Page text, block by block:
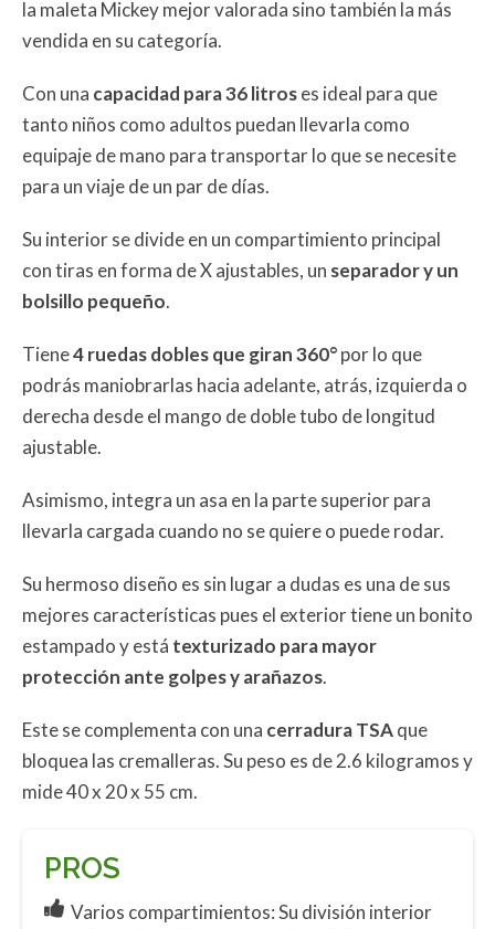
la maleta Mickey mejor valorada sino también la más
vendida en su categoría.
Con una capacidad para 36 litroses ideal para que
tanto niños como adultos puedan llevarla como
equipaje de mano para transportar lo que se necesite
para un viaje de un par de días.
Su interior se divide en un compartimiento principal
con tiras en forma de X ajustables, un separador y un
bolsillo pequeño.
Tiene4 ruedas dobles que giran 360°por lo que
podrás maniobrarlas hacia adelante, atrás, izquierda o
derecha desde el mango de doble tubo de longitud
ajustable.
Asimismo, integra un asa en la parte superior para
llevarla cargada cuando no se quiere o puede rodar.
Su hermoso diseño es sin lugar a dudas es una de sus
mejores características pues el exterior tiene un bonito
estampado y está texturizado para mayor
protección ante golpes y arañazos.
Este se complementa con una cerradura TSAque
bloquea las cremalleras. Su peso es de 2.6 kilogramos y
mide 40 x 20 x 55 cm.
PROS
Varios compartimientos: Su división interior